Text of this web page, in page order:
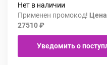
Нет в наличии
Применен промокод! Цена
27510 ₽
Уведомить о